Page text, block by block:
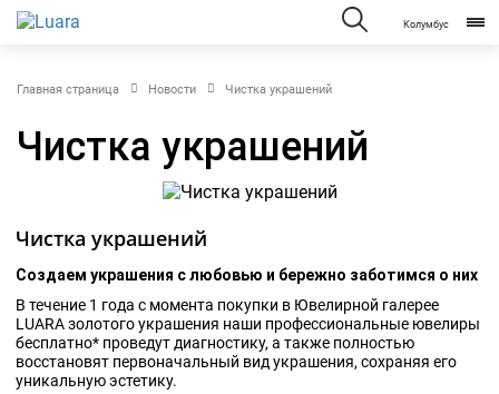
Колумбус
Главная страница Новости Чистка украшений
Чистка украшений
Чистка украшений
Создаем украшения с любовью и бережно заботимся о них
В течение 1 года с момента покупки в Ювелирной галерее
LUARA золотого украшения наши профессиональные ювелиры
бесплатно* проведут диагностику, а также полностью
восстановят первоначальный вид украшения, сохраняя его
уникальную эстетику.